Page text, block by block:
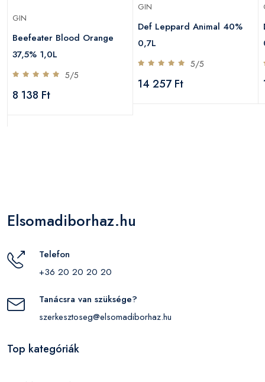
GIN
Beefeater Blood Orange
37,5% 1,0L
5/5
8 138 Ft
GIN
Def Leppard Animal 40%
0,7L
5/5
14 257 Ft
Elsomadiborhaz.hu
Telefon
+36 20 20 20 20
Tanácsra van szüksége?
szerkesztoseg@elsomadiborhaz.hu
Top kategóriák